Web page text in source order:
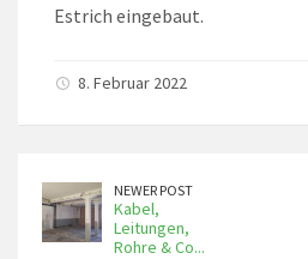
Estrich eingebaut.
8. Februar 2022
NEWER POST
Kabel,
Leitungen,
Rohre & Co...